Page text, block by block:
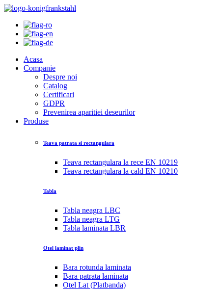
Acasa
Companie
Despre noi
Catalog
Certificari
GDPR
Prevenirea aparitiei deseurilor
Produse
Teava patrata si rectangulara
Teava rectangulara la rece EN 10219
Teava rectangulara la cald EN 10210
Tabla
Tabla neagra LBC
Tabla neagra LTG
Tabla laminata LBR
Otel laminat plin
Bara rotunda laminata
Bara patrata laminata
Otel Lat (Platbanda)